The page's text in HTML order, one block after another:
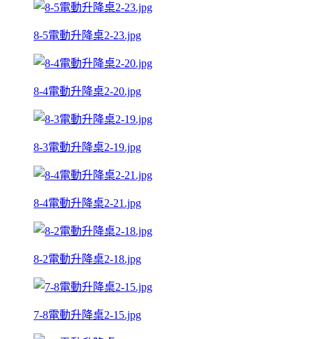
8-5電動升降桌2-23.jpg
8-4電動升降桌2-20.jpg
8-3電動升降桌2-19.jpg
8-4電動升降桌2-21.jpg
8-2電動升降桌2-18.jpg
7-8電動升降桌2-15.jpg